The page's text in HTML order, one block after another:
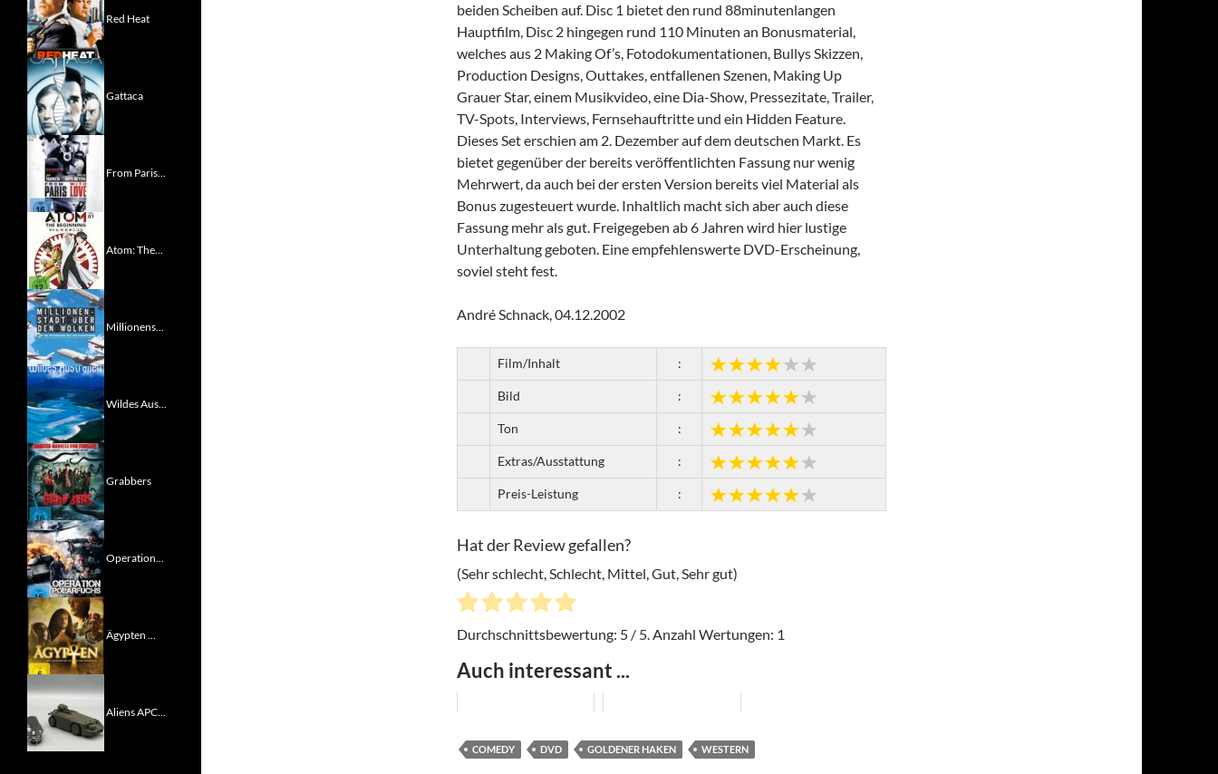
beiden Scheiben auf. Disc 1 bietet den rund 88minutenlangen
Hauptfilm, Disc 2 hingegen rund 110 Minuten an Bonusmaterial,
welches aus 2 Making Of’s, Fotodokumentationen, Bullys Skizzen,
Production Designs, Outtakes, entfallenen Szenen, Making Up
Grauer Star, einem Musikvideo, eine Dia-Show, Pressezitate, Trailer,
TV-Spots, Interviews, Fernsehauftritte und ein Hidden Feature.
Dieses Set erschien am 2. Dezember auf dem deutschen Markt. Es
bietet gegenüber der bereits veröffentlichten Fassung nur wenig
Mehrwert, da auch bei der ersten Version bereits viel Material als
Bonus zugesteuert wurde. Inhaltlich macht sich aber auch diese
Fassung mehr als gut. Freigegeben ab 6 Jahren wird hier lustige
Unterhaltung geboten. Eine empfehlenswerte DVD-Erscheinung,
soviel steht fest.
André Schnack, 04.12.2002
Film/Inhalt :
Bild :
Ton :
Extras/Ausstattung :
Preis-Leistung :
Hat der Review gefallen?
(Sehr schlecht, Schlecht, Mittel, Gut, Sehr gut)
Durchschnittsbewertung: 5 / 5. Anzahl Wertungen: 1
Auch interessant ...
COMEDY DVD GOLDENER HAKEN WESTERN
Red Heat
Gattaca
From Paris...
Atom: The...
Millionens...
Wildes Aus...
Grabbers
Operation...
Ägypten ...
Aliens APC...